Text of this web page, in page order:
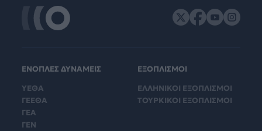
ΕΝΟΠΛΕΣ ΔΥΝΑΜΕΙΣ
ΥΕΘΑ
ΓΕΕΘΑ
ΓΕΑ
ΓΕΝ
ΕΞΟΠΛΙΣΜΟΙ
ΕΛΛΗΝΙΚΟΙ ΕΞΟΠΛΙΣΜΟΙ
ΤΟΥΡΚΙΚΟΙ ΕΞΟΠΛΙΣΜΟΙ